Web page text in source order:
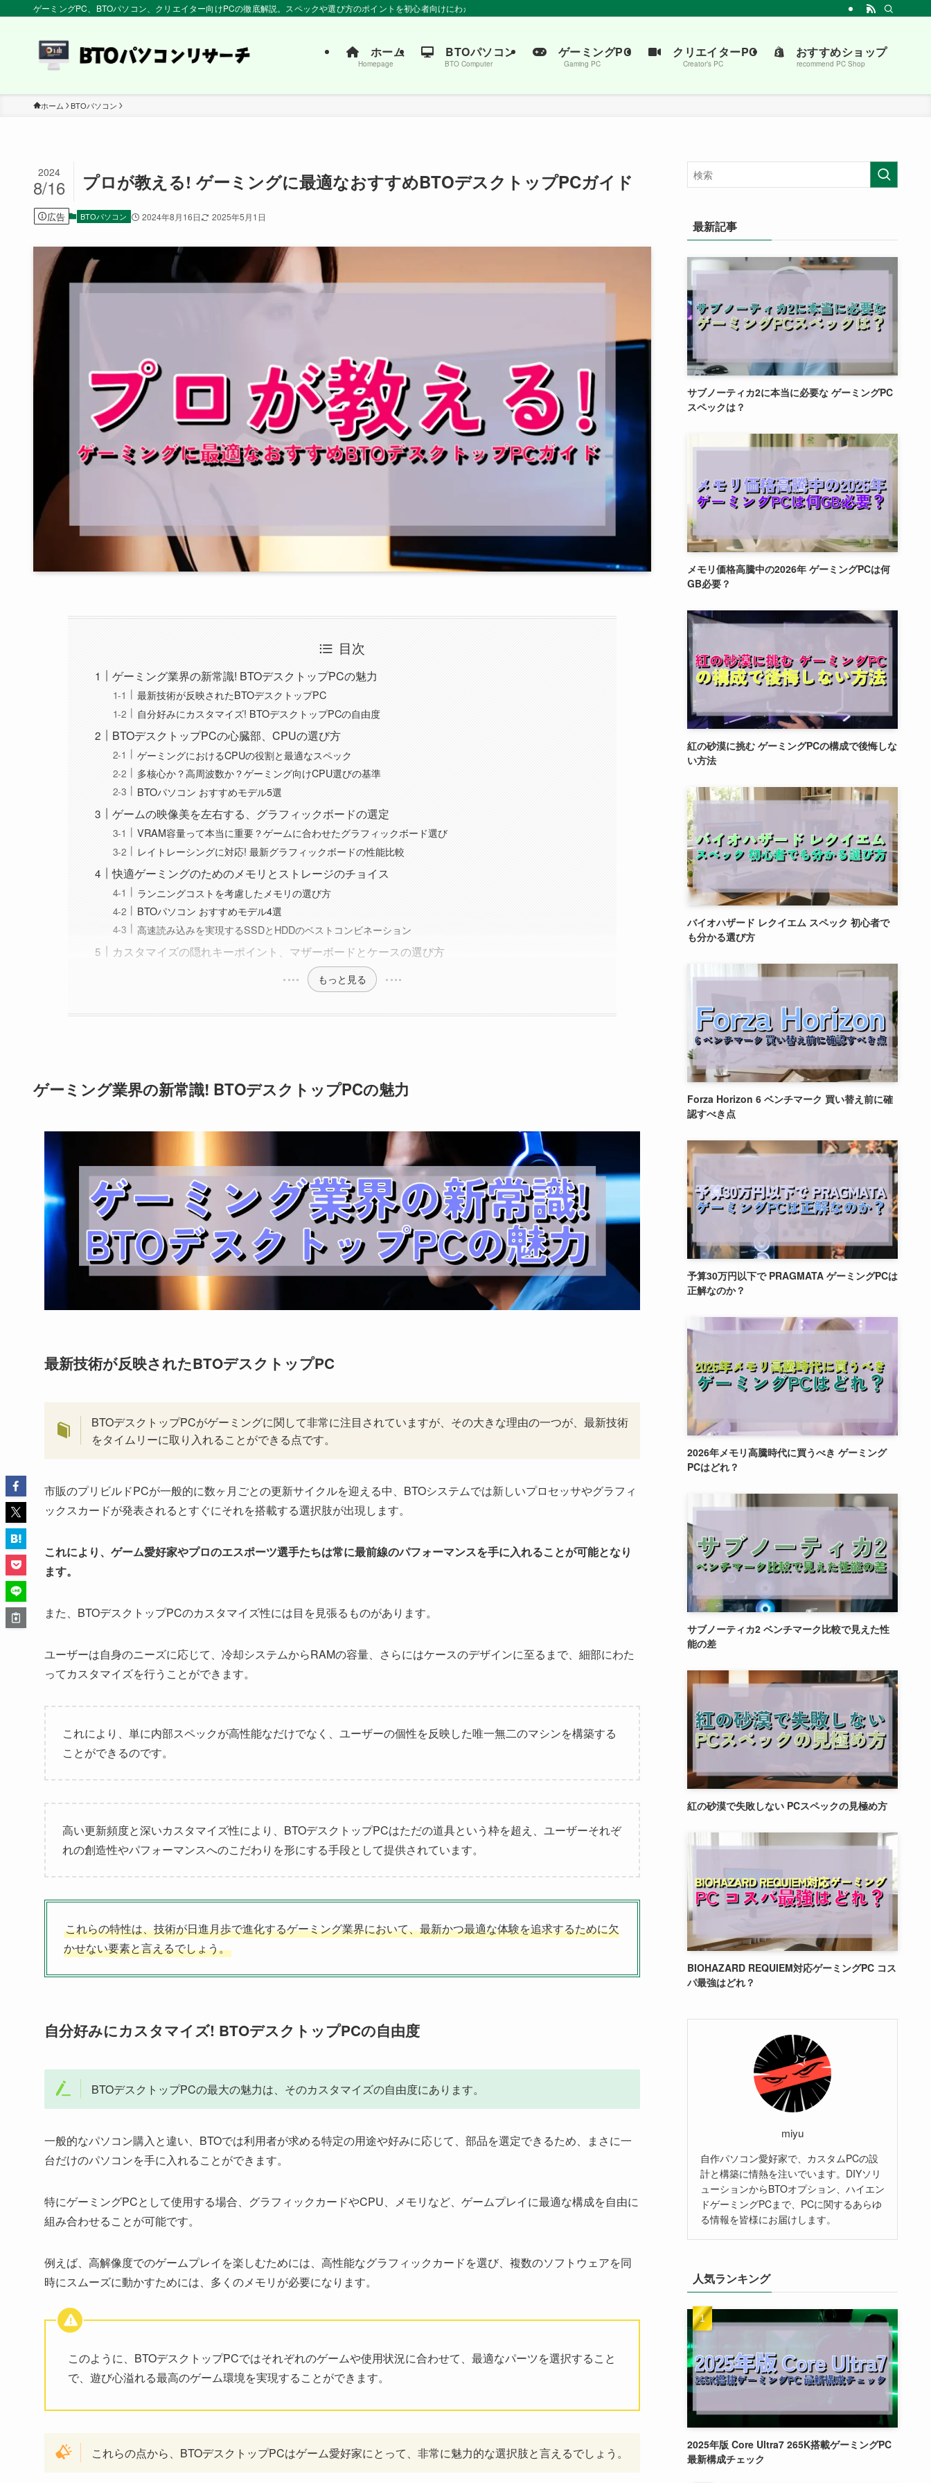
ゲーミングPC、BTOパソコン、クリエイター向けPCの徹底解説。スペックや選び方のポイントを初心者向けにわかりやすく解説。おすすめの商品もご紹介します。
ホーム
Homepage
BTOパソコン
BTO Computer
ゲーミングPC
Gaming PC
クリエイターPC
Creator’s PC
おすすめショップ
recommend PC Shop
ホーム BTOパソコン
プロが教える! ゲーミングに最適なおすすめBTOデスクトップPCガイド
2024
8/16
広告 BTOパソコン 2024年8月16日 2025年5月1日
目次
ゲーミング業界の新常識! BTOデスクトップPCの魅力
最新技術が反映されたBTOデスクトップPC
自分好みにカスタマイズ! BTOデスクトップPCの自由度
BTOデスクトップPCの心臓部、CPUの選び方
ゲーミングにおけるCPUの役割と最適なスペック
多核心か？高周波数か？ゲーミング向けCPU選びの基準
BTOパソコン おすすめモデル5選
ゲームの映像美を左右する、グラフィックボードの選定
VRAM容量って本当に重要？ゲームに合わせたグラフィックボード選び
レイトレーシングに対応! 最新グラフィックボードの性能比較
快適ゲーミングのためのメモリとストレージのチョイス
ランニングコストを考慮したメモリの選び方
BTOパソコン おすすめモデル4選
高速読み込みを実現するSSDとHDDのベストコンビネーション
カスタマイズの隠れキーポイント、マザーボードとケースの選び方
もっと見る
ゲーミング業界の新常識! BTOデスクトップPCの魅力
最新技術が反映されたBTOデスクトップPC
BTOデスクトップPCがゲーミングに関して非常に注目されていますが、その大きな理由の一つが、最新技術
をタイムリーに取り入れることができる点です。
市販のプリビルドPCが一般的に数ヶ月ごとの更新サイクルを迎える中、BTOシステムでは新しいプロセッサやグラフィ
ックスカードが発表されるとすぐにそれを搭載する選択肢が出現します。
これにより、ゲーム愛好家やプロのエスポーツ選手たちは常に最前線のパフォーマンスを手に入れることが可能となり
ます。
また、BTOデスクトップPCのカスタマイズ性には目を見張るものがあります。
ユーザーは自身のニーズに応じて、冷却システムからRAMの容量、さらにはケースのデザインに至るまで、細部にわた
ってカスタマイズを行うことができます。
これにより、単に内部スペックが高性能なだけでなく、ユーザーの個性を反映した唯一無二のマシンを構築する
ことができるのです。
高い更新頻度と深いカスタマイズ性により、BTOデスクトップPCはただの道具という枠を超え、ユーザーそれぞ
れの創造性やパフォーマンスへのこだわりを形にする手段として提供されています。
これらの特性は、技術が日進月歩で進化するゲーミング業界において、最新かつ最適な体験を追求するために欠
かせない要素と言えるでしょう。
自分好みにカスタマイズ! BTOデスクトップPCの自由度
BTOデスクトップPCの最大の魅力は、そのカスタマイズの自由度にあります。
一般的なパソコン購入と違い、BTOでは利用者が求める特定の用途や好みに応じて、部品を選定できるため、まさに一
台だけのパソコンを手に入れることができます。
特にゲーミングPCとして使用する場合、グラフィックカードやCPU、メモリなど、ゲームプレイに最適な構成を自由に
組み合わせることが可能です。
例えば、高解像度でのゲームプレイを楽しむためには、高性能なグラフィックカードを選び、複数のソフトウェアを同
時にスムーズに動かすためには、多くのメモリが必要になります。
このように、BTOデスクトップPCではそれぞれのゲームや使用状況に合わせて、最適なパーツを選択すること
で、遊び心溢れる最高のゲーム環境を実現することができます。
これらの点から、BTOデスクトップPCはゲーム愛好家にとって、非常に魅力的な選択肢と言えるでしょう。
最新記事
サブノーティカ2に本当に必要な ゲーミングPC
スペックは？
メモリ価格高騰中の2026年 ゲーミングPCは何
GB必要？
紅の砂漠に挑む ゲーミングPCの構成で後悔しな
い方法
バイオハザード レクイエム スペック 初心者で
も分かる選び方
Forza Horizon 6 ベンチマーク 買い替え前に確
認すべき点
予算30万円以下で PRAGMATA ゲーミングPCは
正解なのか？
2026年メモリ高騰時代に買うべき ゲーミング
PCはどれ？
サブノーティカ2 ベンチマーク比較で見えた性
能の差
紅の砂漠で失敗しない PCスペックの見極め方
BIOHAZARD REQUIEM対応ゲーミングPC コス
パ最強はどれ？
miyu
自作パソコン愛好家で、カスタムPCの設
計と構築に情熱を注いでいます。DIYソリ
ューションからBTOオプション、ハイエン
ドゲーミングPCまで、PCに関するあらゆ
る情報を皆様にお届けします。
人気ランキング
2025年版 Core Ultra7 265K搭載ゲーミングPC
最新構成チェック